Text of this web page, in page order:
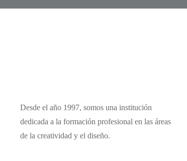
Desde el año 1997, somos una institución
dedicada a la formación profesional en las áreas
de la creatividad y el diseño.